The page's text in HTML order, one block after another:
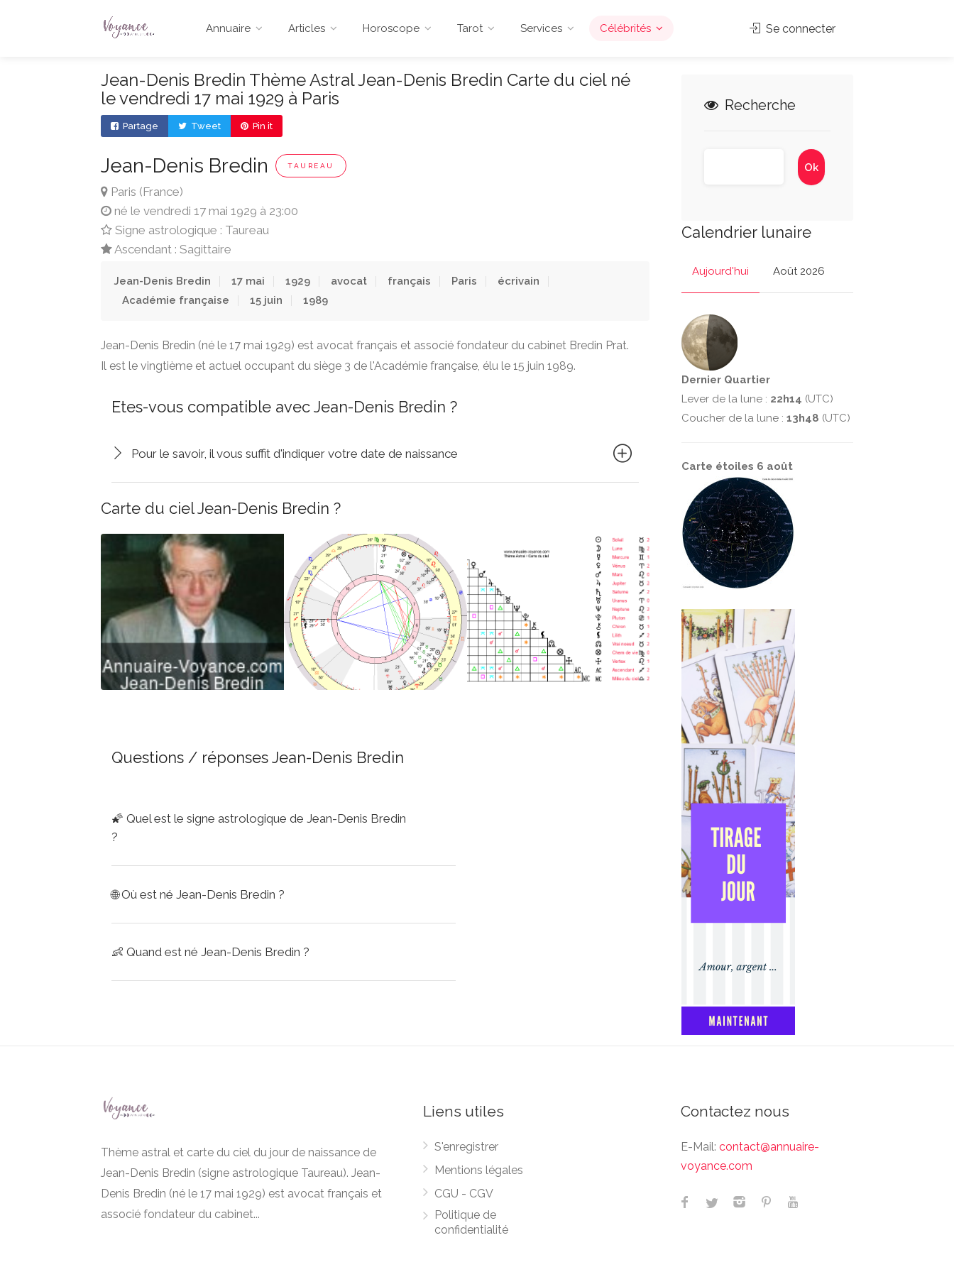
Annuaire Articles Horoscope Tarot Services Célébrités Se connecter
Jean-Denis Bredin Thème Astral Jean-Denis Bredin Carte du ciel né
le vendredi 17 mai 1929 à Paris
Partage Tweet Pin it
Jean-Denis Bredin TAUREAU
Paris (France)
né le vendredi 17 mai 1929 à 23:00
Signe astrologique : Taureau
Ascendant : Sagittaire
Jean-Denis Bredin 17 mai 1929 avocat français Paris
écrivain
Académie française
15 juin 1989
Jean-Denis Bredin (né le 17 mai 1929) est avocat français et associé fondateur du cabinet Bredin Prat.
Il est le vingtième et actuel occupant du siège 3 de l'Académie française, élu le 15 juin 1989.
Etes-vous compatible avec Jean-Denis Bredin ?
Pour le savoir, il vous suffit d'indiquer votre date de naissance
Carte du ciel Jean-Denis Bredin ?
Questions / réponses Jean-Denis Bredin
🌠 Quel est le signe astrologique de Jean-Denis Bredin
?
🌐Où est né Jean-Denis Bredin ?
👶 Quand est né Jean-Denis Bredin ?
Recherche
Calendrier lunaire
Aujourd'hui Août 2026
Dernier Quartier
Lever de la lune : 22h14 (UTC)
Coucher de la lune : 13h48 (UTC)
Carte étoiles 6 août
Thème astral et carte du ciel du jour de naissance de
Jean-Denis Bredin (signe astrologique Taureau). Jean-
Denis Bredin (né le 17 mai 1929) est avocat français et
associé fondateur du cabinet...
Liens utiles
S'enregistrer
Mentions légales
CGU - CGV
Politique de
confidentialité
Contactez nous
E-Mail: contact@annuaire-
voyance.com